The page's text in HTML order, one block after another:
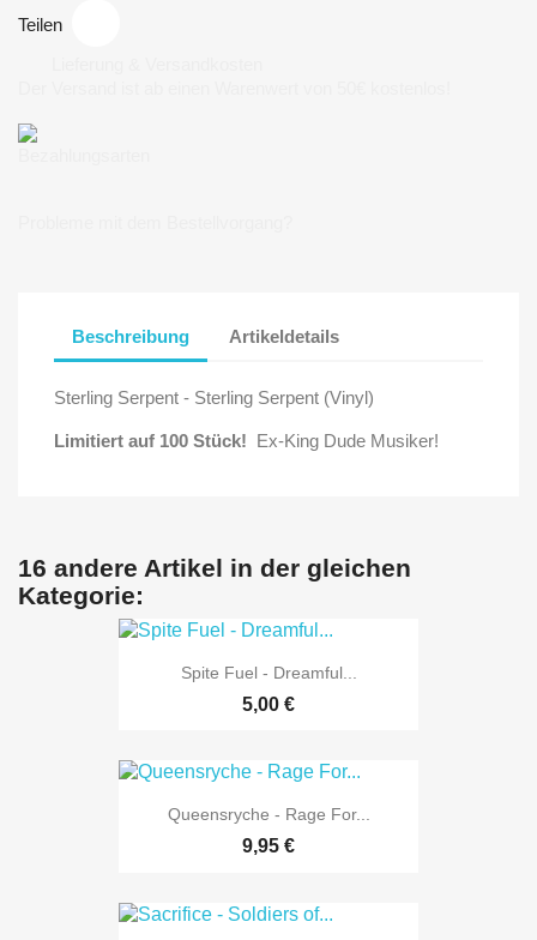
Teilen
Beschreibung Artikeldetails
Sterling Serpent - Sterling Serpent (Vinyl)
Limitiert auf 100 Stück! Ex-King Dude Musiker!
16 andere Artikel in der gleichen
Kategorie:
Spite Fuel - Dreamful...
5,00 €
Queensryche - Rage For...
9,95 €